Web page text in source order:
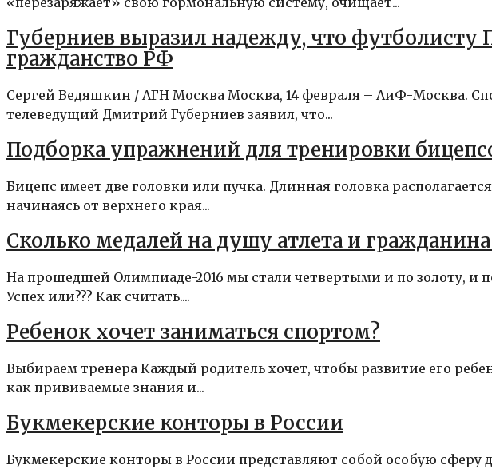
Губерниев выразил надежду, что футболисту
гражданство РФ
Сергей Ведяшкин / АГН Москва Москва, 14 февраля – АиФ-Москва.
телеведущий Дмитрий Губерниев заявил, что...
Подборка упражнений для тренировки
Бицепс имеет две головки или пучка. Длинная головка
начинаясь от верхнего края...
Сколько медалей на душу атлета и гражданина
На прошедшей Олимпиаде-2016 мы стали четвертыми и по золоту, и
Успех или??? Как считать....
Ребенок хочет заниматься спортом?
Выбираем тренера Каждый родитель хочет, чтобы развитие его
как прививаемые знания и...
Букмекерские конторы в России
Букмекерские конторы в России представляют собой особую сферу